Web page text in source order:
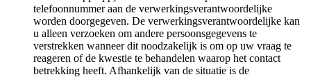
telefoonnummer aan de verwerkingsverantwoordelijke
worden doorgegeven. De verwerkingsverantwoordelijke kan
u alleen verzoeken om andere persoonsgegevens te
verstrekken wanneer dit noodzakelijk is om op uw vraag te
reageren of de kwestie te behandelen waarop het contact
betrekking heeft. Afhankelijk van de situatie is de